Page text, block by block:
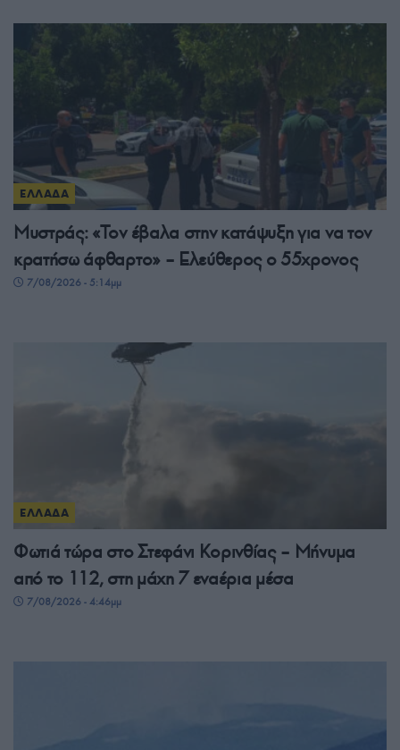
ΕΛΛΑΔΑ
Μυστράς: «Τον έβαλα στην κατάψυξη για να τον
κρατήσω άφθαρτο» – Ελεύθερος ο 55χρονος
7/08/2026 - 5:14μμ
ΕΛΛΑΔΑ
Φωτιά τώρα στο Στεφάνι Κορινθίας – Μήνυμα
από το 112, στη μάχη 7 εναέρια μέσα
7/08/2026 - 4:46μμ